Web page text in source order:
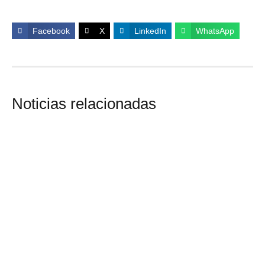
Facebook X LinkedIn WhatsApp
Noticias relacionadas